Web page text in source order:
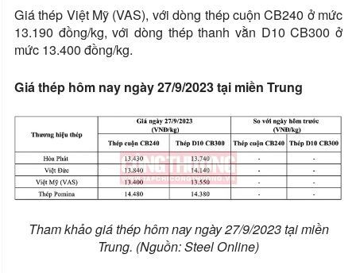
Giá thép Việt Mỹ (VAS), với dòng thép cuộn CB240 ở mức
13.190 đồng/kg, với dòng thép thanh vằn D10 CB300 ở
mức 13.400 đồng/kg.
Giá thép hôm nay ngày 27/9/2023 tại miền Trung
Tham khảo giá thép hôm nay ngày 27/9/2023 tại miền
Trung. (Nguồn: Steel Online)